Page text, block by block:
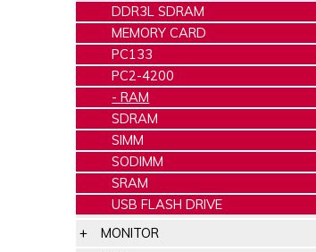
DDR3L SDRAM
MEMORY CARD
PC133
PC2-4200
RAM
SDRAM
SIMM
SODIMM
SRAM
USB FLASH DRIVE
MONITOR